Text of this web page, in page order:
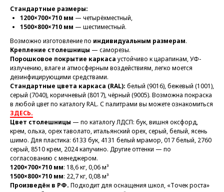
Стандартные размеры:
1200×700×710 мм — четырёхместный,
1500×800×710 мм — шестиместный.
Возможно изготовление по индивидуальным размерам.
Крепление столешницы — саморезы.
Порошковое покрытие каркаса устойчиво к царапинам, УФ-
излучению, влаге и атмосферным воздействиям, легко моется
дезинфицирующими средствами.
Стандартные цвета каркаса (RAL): белый (9016), бежевый (1001),
серый (7040), коричневый (8017), чёрный (9005). Возможна покраска
в любой цвет по каталогу RAL. С палитрами вы можете ознакомиться
ЗДЕСЬ.
Цвет столешницы — по каталогу ЛДСП: бук, вишня оксфорд,
крем, ольха, орех таволато, итальянский орех, серый, белый, ясень
шимо. Для пластика: 6133 бук, 4131 белый мрамор, 017 белый, 2760
серый, 8510 крем, 2024 капучино. Другие оттенки — по
согласованию с менеджером.
1200×700×710 мм: 18,6 кг, 0,06 м³
1500×800×710 мм: 22,7 кг, 0,08 м³
Произведён в РФ. Подходит для оснащения школ, «Точек роста»